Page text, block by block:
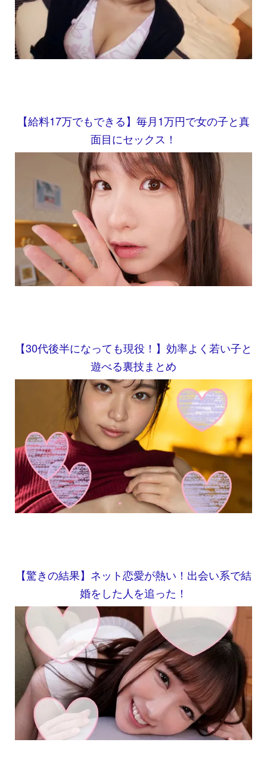
【給料17万でもできる】毎月1万円で女の子と真
面目にセックス！
【30代後半になっても現役！】効率よく若い子と
遊べる裏技まとめ
【驚きの結果】ネット恋愛が熱い！出会い系で結
婚をした人を追った！